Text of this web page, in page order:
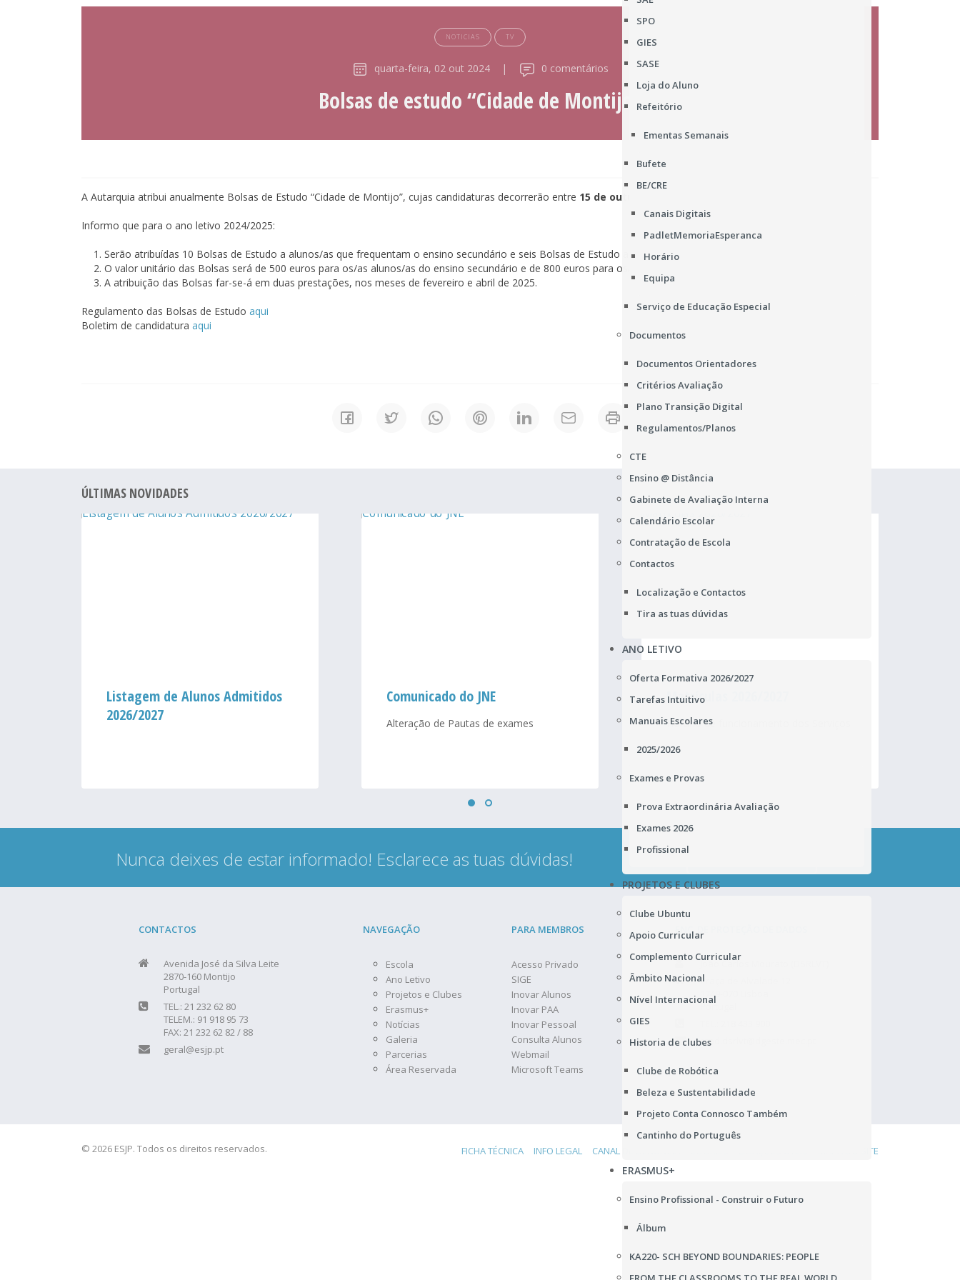
SPO
GIES
SASE
Loja do Aluno
Refeitório
Ementas Semanais
Bufete
BE/CRE
Canais Digitais
PadletMemoriaEsperanca
Horário
Equipa
Serviço de Educação Especial
Documentos
Documentos Orientadores
Critérios Avaliação
Plano Transição Digital
Regulamentos/Planos
CTE
Ensino @ Distância
Gabinete de Avaliação Interna
Calendário Escolar
Contratação de Escola
Contactos
Localização e Contactos
Tira as tuas dúvidas
ANO LETIVO
Oferta Formativa 2026/2027
Tarefas Intuitivo
Manuais Escolares
2025/2026
Exames e Provas
Prova Extraordinária Avaliação
Exames 2026
Profissional
PROJETOS E CLUBES
Clube Ubuntu
Apoio Curricular
Complemento Curricular
Âmbito Nacional
Nível Internacional
GIES
Historia de clubes
Clube de Robótica
Beleza e Sustentabilidade
Projeto Conta Connosco Também
Cantinho do Português
ERASMUS+
Ensino Profissional - Construir o Futuro
Álbum
KA220- SCH BEYOND BOUNDARIES: PEOPLE
NOTICIAS TV
quarta-feira, 02 out 2024 | 0 comentários
Bolsas de estudo “Cidade de Montijo”
A Autarquia atribui anualmente Bolsas de Estudo “Cidade de Montijo”, cujas candidaturas decorrerão entre 15 de outubro e 15 de novembro.
Informo que para o ano letivo 2024/2025:
Serão atribuídas 10 Bolsas de Estudo a alunos/as que frequentam o ensino secundário e seis Bolsas de Estudo a alunos/as que frequentam o ensino superior;
O valor unitário das Bolsas será de 500 euros para os/as alunos/as do ensino secundário e de 800 euros para os/as alunos/as do ensino superior;
A atribuição das Bolsas far-se-á em duas prestações, nos meses de fevereiro e abril de 2025.
Regulamento das Bolsas de Estudo aqui
Boletim de candidatura aqui
ÚLTIMAS NOVIDADES
Listagem de Alunos Admitidos
2026/2027
Comunicado do JNE
Alteração de Pautas de exames
Matrículas 2026/2027
Horário de funcionamento dos Serviços
Nunca deixes de estar informado! Esclarece as tuas dúvidas!
CONTACTOS
Avenida José da Silva Leite
2870-160 Montijo
Portugal
TEL.: 21 232 62 80
TELEM.: 91 918 95 73
FAX: 21 232 62 82 / 88
geral@esjp.pt
NAVEGAÇÃO
Escola
Ano Letivo
Projetos e Clubes
Erasmus+
Notícias
Galeria
Parcerias
Área Reservada
PARA MEMBROS
Acesso Privado
SIGE
Inovar Alunos
Inovar PAA
Inovar Pessoal
Consulta Alunos
Webmail
Microsoft Teams
ENC. DE PROTEÇÃO DE DADOS
João Carlos Mourato (DSRLVT)
Praça de Alvalade 12
1749-070 Lisboa
Portugal
rgpd.dsrlvt@dgeste.mec.pt
© 2026 ESJP. Todos os direitos reservados. FICHA TÉCNICA INFO LEGAL CANAL DE DENÚNCIA MAPA DO SITE